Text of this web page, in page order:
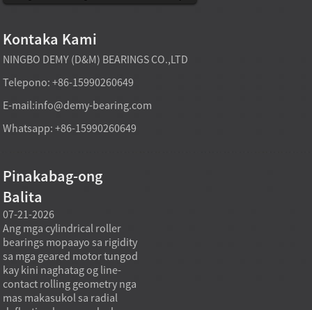
Kontaka Kami
NINGBO DEMY (D&M) BEARINGS CO.,LTD
Telepono: +86-15990260649
E-mail:info@demy-bearing.com
Whatsapp: +86-15990260649
Pinakabag-ong
Balita
07-21-2026
Ang mga cylindrical roller
bearings mopaayo sa rigidity
sa mga geared motor tungod
kay kini naghatag og line-
contact rolling geometry nga
mas makasukol sa radial